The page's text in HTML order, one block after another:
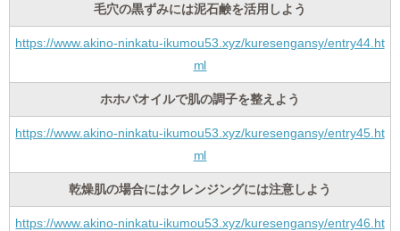
毛穴の黒ずみには泥石鹸を活用しよう
https://www.akino-ninkatu-ikumou53.xyz/kuresengansy/entry44.ht
ml
ホホバオイルで肌の調子を整えよう
https://www.akino-ninkatu-ikumou53.xyz/kuresengansy/entry45.ht
ml
乾燥肌の場合にはクレンジングには注意しよう
https://www.akino-ninkatu-ikumou53.xyz/kuresengansy/entry46.ht